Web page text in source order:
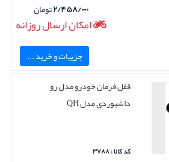
۲/۴۵۸/۰۰۰تومان
امکان ارسال روزانه
جزییات و خرید ...
قفل فرمان خودرو مدل رو
داشبوردی مدل QH
کد کالا : ۳۷۸۸